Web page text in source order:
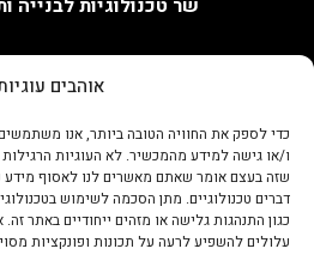
אוהבים
כדי לספק את החוויה הטובה ביותר, אנו משתמשים
ו/או גישה למידע מהמכשיר. לא העוגיות
שזה בעצם אומר שאתם מאשרים לנו לאסוף מידע
דברים טכנולוגיים. מתן הסכמה לשימוש
כגון התנהגות גלישה או מזהים ייחודיים באתר
עלולים להשפיע לרעה על תכונות ופונקציות
שר טכנולוגיות לבנייה
טל. 09-7748655
פקס 0722345679